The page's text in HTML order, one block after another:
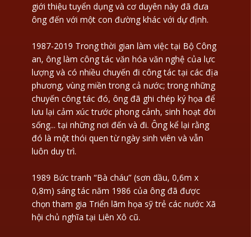
giới thiệu tuyển dụng và cơ duyên này đã đưa
ông đến với một con đường khác với dự định.
1987-2019 Trong thời gian làm việc tại Bộ Công
an, ông làm công tác văn hóa văn nghệ của lực
lượng và có nhiều chuyến đi công tác tại các địa
phương, vùng miền trong cả nước; trong những
chuyến công tác đó, ông đã ghi chép ký họa để
lưu lại cảm xúc trước phong cảnh, sinh hoạt đời
sống... tại những nơi đến và đi. Ông kể lại rằng
đó là một thói quen từ ngày sinh viên và vẫn
luôn duy trì.
1989 Bức tranh “Bà cháu” (sơn dầu, 0,6m x
0,8m) sáng tác năm 1986 của ông đã được
chọn tham gia Triển lãm họa sỹ trẻ các nước Xã
hội chủ nghĩa tại Liên Xô cũ.